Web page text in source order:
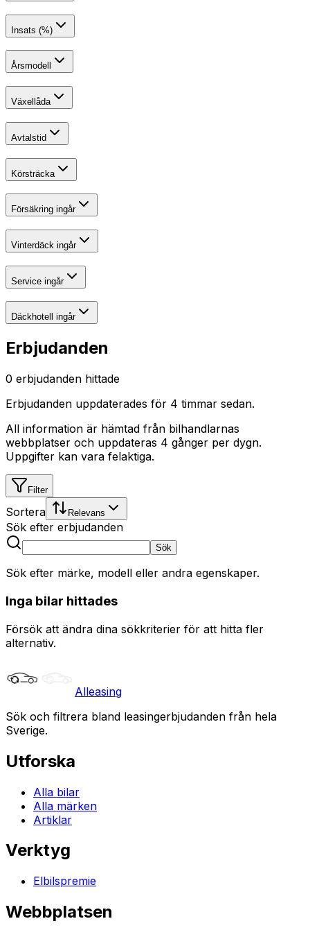
Insats (%)
Årsmodell
Växellåda
Avtalstid
Körsträcka
Försäkring ingår
Vinterdäck ingår
Service ingår
Däckhotell ingår
Erbjudanden
0 erbjudanden hittade
Erbjudanden uppdaterades för 4 timmar sedan.
All information är hämtad från bilhandlarnas
webbplatser och uppdateras 4 gånger per dygn.
Uppgifter kan vara felaktiga.
Filter
Sortera Relevans
Sök efter erbjudanden
Sök
Sök efter märke, modell eller andra egenskaper.
Inga bilar hittades
Försök att ändra dina sökkriterier för att hitta fler
alternativ.
Alleasing
Sök och filtrera bland leasingerbjudanden från hela
Sverige.
Utforska
Alla bilar
Alla märken
Artiklar
Verktyg
Elbilspremie
Webbplatsen